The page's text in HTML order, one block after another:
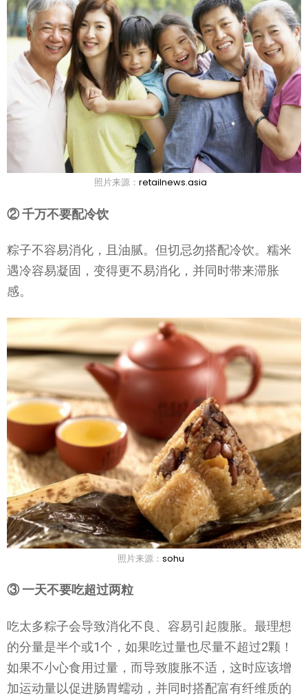
照片来源： retailnews.asia
② 千万不要配冷饮
粽子不容易消化，且油腻。但切忌勿搭配冷饮。糯米
遇冷容易凝固，变得更不易消化，并同时带来滞胀
感。
照片来源： sohu
③ 一天不要吃超过两粒
吃太多粽子会导致消化不良、容易引起腹胀。最理想
的分量是半个或1个，如果吃过量也尽量不超过2颗！
如果不小心食用过量，而导致腹胀不适，这时应该增
加运动量以促进肠胃蠕动，并同时搭配富有纤维质的